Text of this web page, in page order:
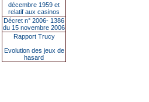
décembre 1959 et
relatif aux casinos
Décret n° 2006- 1386
du 15 novembre 2006
Rapport Trucy
Evolution des jeux de
hasard